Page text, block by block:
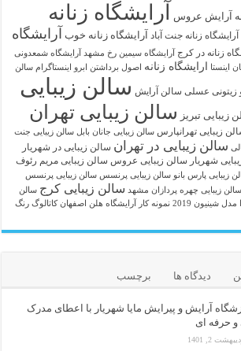
آرایش عروس آرایشگاه زنانه
آرایشگاه زنانه جنت آباد آرایشگاه زنانه خوب آرایشگاه
زنانه در کرج آرایشگاه سیمین رخ مشهد
آرایشگاه شمعدونی
اینستا ارایشگاه زنانه اصول برداشتن ابرو اینستاگرام سالن
زیتونی عسلی سالن آرایش سالن زیبایی
زیبایی تبریز سالن زیبایی تهران
زیبایی تهرانپارس سالن زیبایی جانان بابل سالن زیبایی جنت
سالن زیبایی در تهران سالن زیبایی در شهریار
شهریار سالن زیبایی عروس سالن زیبایی مریم رئوف
زیبایی پارس بانو سالن زیبایی پرنسس سالن زیبایی پرنسس
سالن زیبایی چهره پردازان مشهد سالن زیبایی کرج سالن
مدل شینیون 2019 نمونه کار آرایشگاه هلن اصفهان کاتالوگ رنگ
دیدگاه ها برچسب
آرایش و پیرایش مایا شهریار با اعطای مدرک
و حرفه ای
2, 1401